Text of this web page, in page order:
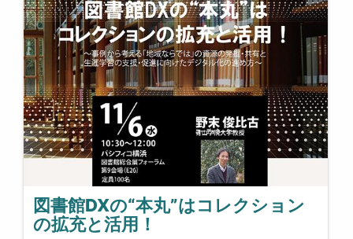
図書館DXの“本丸”はコレクション
の拡充と活用！